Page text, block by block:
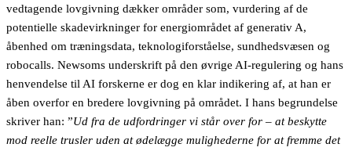
vedtagende lovgivning dækker områder som, vurdering af de
potentielle skadevirkninger for energiområdet af generativ A,
åbenhed om træningsdata, teknologiforståelse, sundhedsvæsen og
robocalls. Newsoms underskrift på den øvrige AI-regulering og hans
henvendelse til AI forskerne er dog en klar indikering af, at han er
åben overfor en bredere lovgivning på området. I hans begrundelse
skriver han: ”Ud fra de udfordringer vi står over for – at beskytte
mod reelle trusler uden at ødelægge mulighederne for at fremme det